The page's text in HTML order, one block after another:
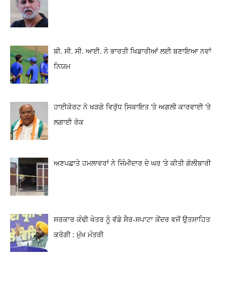
ਬੀ. ਸੀ. ਸੀ. ਆਈ. ਨੇ ਭਾਰਤੀ ਖਿਡਾਰੀਆਂ ਲਈ ਬਣਾਇਆ ਨਵਾਂ
ਨਿਯਮ
ਹਾਈਕੋਰਟ ਨੇ ਖੜਗੇ ਵਿਰੁੱਧ ਸਿ਼ਕਾਇਤ ‘ਤੇ ਅਗਲੀ ਕਾਰਵਾਈ ‘ਤੇ
ਲਗਾਈ ਰੋਕ
ਅਣਪਛਾਤੇ ਹਮਲਾਵਰਾਂ ਨੇ ਜਿੰਮੀਦਾਰ ਦੇ ਘਰ ‘ਤੇ ਕੀਤੀ ਗੋਲੀਬਾਰੀ
ਸਰਕਾਰ ਕੰਢੀ ਖੇਤਰ ਨੂੰ ਵੱਡੇ ਸੈਰ-ਸਪਾਟਾ ਕੇਂਦਰ ਵਜੋਂ ਉਤਸਾਹਿਤ
ਕਰੇਗੀ : ਮੁੱਖ ਮੰਤਰੀ